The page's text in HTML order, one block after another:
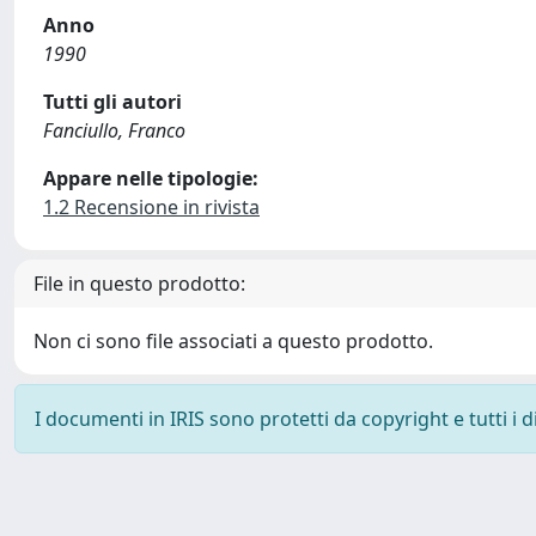
Anno
1990
Tutti gli autori
Fanciullo, Franco
Appare nelle tipologie:
1.2 Recensione in rivista
File in questo prodotto:
Non ci sono file associati a questo prodotto.
I documenti in IRIS sono protetti da copyright e tutti i